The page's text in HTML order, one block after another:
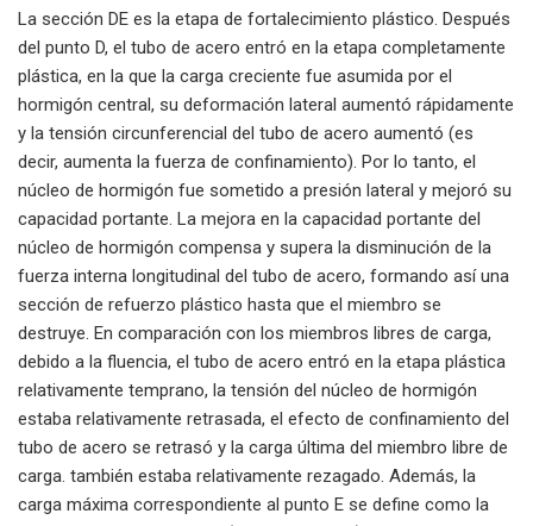
La sección DE es la etapa de fortalecimiento plástico. Después
del punto D, el tubo de acero entró en la etapa completamente
plástica, en la que la carga creciente fue asumida por el
hormigón central, su deformación lateral aumentó rápidamente
y la tensión circunferencial del tubo de acero aumentó (es
decir, aumenta la fuerza de confinamiento). Por lo tanto, el
núcleo de hormigón fue sometido a presión lateral y mejoró su
capacidad portante. La mejora en la capacidad portante del
núcleo de hormigón compensa y supera la disminución de la
fuerza interna longitudinal del tubo de acero, formando así una
sección de refuerzo plástico hasta que el miembro se
destruye. En comparación con los miembros libres de carga,
debido a la fluencia, el tubo de acero entró en la etapa plástica
relativamente temprano, la tensión del núcleo de hormigón
estaba relativamente retrasada, el efecto de confinamiento del
tubo de acero se retrasó y la carga última del miembro libre de
carga. también estaba relativamente rezagado. Además, la
carga máxima correspondiente al punto E se define como la